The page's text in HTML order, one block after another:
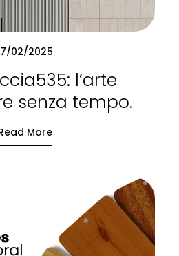
02/2025
l’arte
senza tempo.
More